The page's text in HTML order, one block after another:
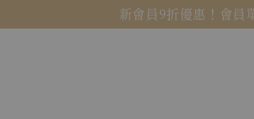
會員9折優惠！會員單筆滿$2999享95折！